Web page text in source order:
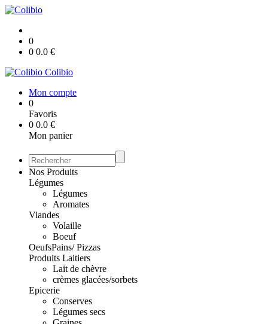
0
0 0.0 €
Colibio
Mon compte
0
Favoris
0 0.0 €
Mon panier
Nos Produits
Légumes
Légumes
Aromates
Viandes
Volaille
Boeuf
OeufsPains/ Pizzas
Produits Laitiers
Lait de chèvre
crèmes glacées/sorbets
Epicerie
Conserves
Légumes secs